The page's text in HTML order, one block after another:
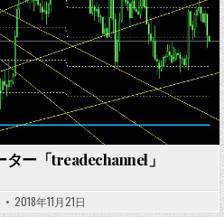
ー「treadechannel」
2018年11月21日